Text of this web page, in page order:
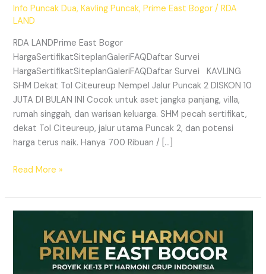
Info Puncak Dua,Kavling Puncak,Prime East Bogor /RDA
LAND
RDA LANDPrime East Bogor
HargaSertifikatSiteplanGaleriFAQDaftar Survei
HargaSertifikatSiteplanGaleriFAQDaftar Survei KAVLING
SHM Dekat Tol Citeureup Nempel Jalur Puncak 2 DISKON 10
JUTA DI BULAN INI Cocok untuk aset jangka panjang, villa,
rumah singgah, dan warisan keluarga. SHM pecah sertifikat,
dekat Tol Citeureup, jalur utama Puncak 2, dan potensi
harga terus naik. Hanya 700 Ribuan / […]
Read More »